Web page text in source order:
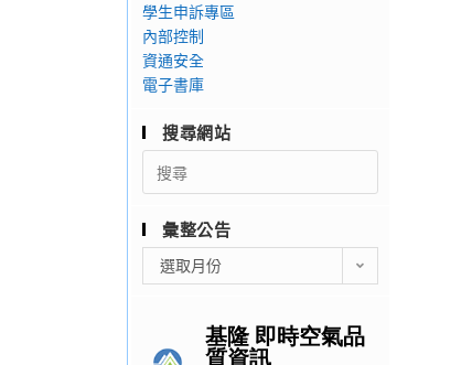
學生申訴專區
內部控制
資通安全
電子書庫
搜尋網站
Search
for:
彙整公告
整
選取月份